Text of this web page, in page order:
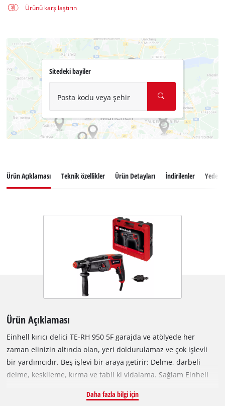
Ürünü karşılaştırın
Sitedeki bayiler
Posta kodu veya şehir
Ürün Açıklaması Teknik özellikler Ürün Detayları İndirilenler Yedek
Ürün Açıklaması
Einhell kırıcı delici TE-RH 950 5F garajda ve atölyede her
zaman elinizin altında olan, yeri doldurulamaz ve çok işlevli
bir yardımcıdır. Beş işlevi bir araya getirir: Delme, darbeli
delme, keskileme, kırma ve tabii ki vidalama. Sağlam Einhell
vitesli şanzıman sert malzemelerin delinmesi ve vidalanması
Daha fazla bilgi için